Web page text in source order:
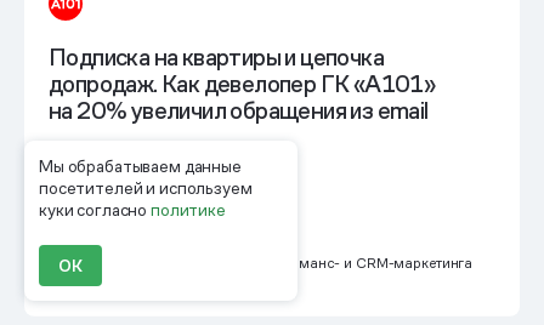
Мы обрабатываем данные
посетителей и используем
куки согласнополитике
ОК
Подписка на квартиры и цепочка
допродаж. Как девелопер ГК «А101»
на 20% увеличил обращения из email
Кейс 10 марта
Руководитель группы перформанс- и CRM-маркетинга